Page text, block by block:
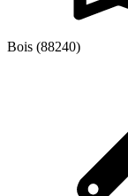
Bois (88240)